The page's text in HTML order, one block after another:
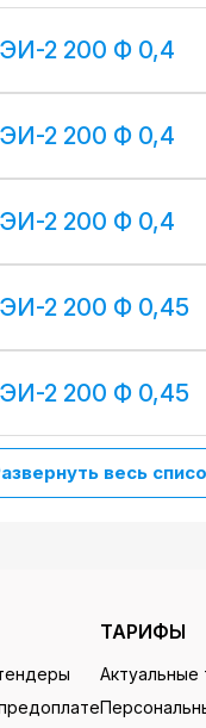
2 200 Ф 0,4
2 200 Ф 0,4
2 200 Ф 0,4
2 200 Ф 0,45
2 200 Ф 0,45
весь
ТАРИФЫ
Актуальные